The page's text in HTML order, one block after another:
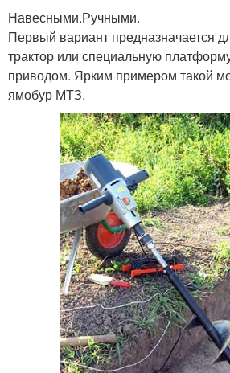
Навесными.Ручными.
Первый вариант предназначается
трактор или специальную
приводом. Ярким примером такой
ямобур МТЗ.